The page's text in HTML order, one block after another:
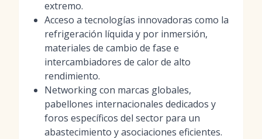
extremo.
Acceso a tecnologías innovadoras como la
refrigeración líquida y por inmersión,
materiales de cambio de fase e
intercambiadores de calor de alto
rendimiento.
Networking con marcas globales,
pabellones internacionales dedicados y
foros específicos del sector para un
abastecimiento y asociaciones eficientes.